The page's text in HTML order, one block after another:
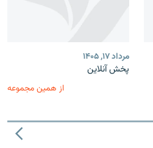
مرداد ۱۷, ۱۴۰۵
پخش آنلاین
از همین مجموعه